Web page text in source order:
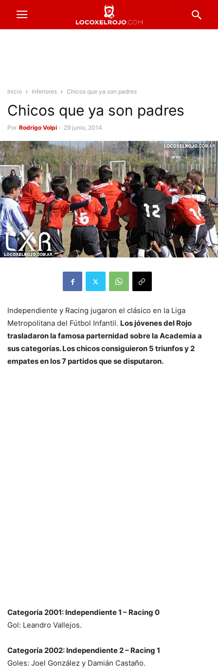
Inicio Inferiores Chicos que ya son padres
Chicos que ya son padres
Por Rodrigo Volpi - 29 junio, 2014
Independiente y Racing jugaron el clásico en la Liga
Metropolitana del Fútbol Infantil. Los jóvenes del Rojo
trasladaron la famosa parternidad sobre la Academia a
sus categorías. Los chicos consiguieron 5 triunfos y 2
empates en los 7 partidos que se disputaron.
Categoría 2001: Independiente 1 – Racing 0
Gol: Leandro Vallejos.
Categoría 2002: Independiente 2 – Racing 1
Goles: Joel González y Damián Castaño.